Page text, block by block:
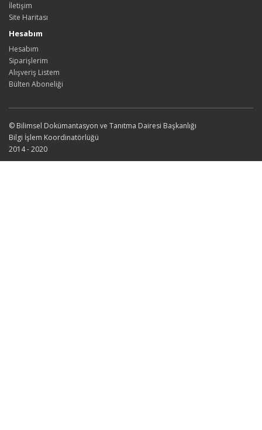
İletişim
Site Haritası
Hesabım
Hesabım
Siparişlerim
Alışveriş Listem
Bülten Aboneliği
© Bilimsel Dokümantasyon ve Tanıtma Dairesi Başkanlığı
Bilgi İşlem Koordinatörlüğü
2014 - 2020